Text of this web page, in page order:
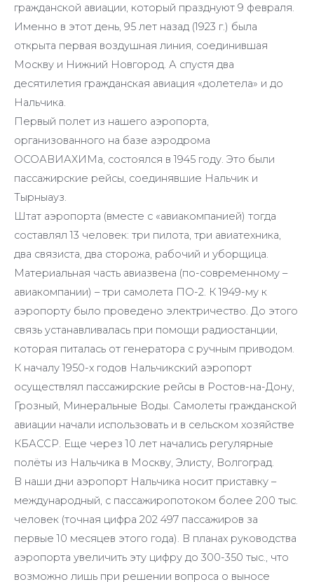
гражданской авиации, который празднуют 9 февраля.
Именно в этот день, 95 лет назад (1923 г.) была
открыта первая воздушная линия, соединившая
Москву и Нижний Новгород. А спустя два
десятилетия гражданская авиация «долетела» и до
Нальчика.
Первый полет из нашего аэропорта,
организованного на базе аэродрома
ОСОАВИАХИМа, состоялся в 1945 году. Это были
пассажирские рейсы, соединявшие Нальчик и
Тырныауз.
Штат аэропорта (вместе с «авиакомпанией) тогда
составлял 13 человек: три пилота, три авиатехника,
два связиста, два сторожа, рабочий и уборщица.
Материальная часть авиазвена (по-современному –
авиакомпании) – три самолета ПО-2. К 1949-му к
аэропорту было проведено электричество. До этого
связь устанавливалась при помощи радиостанции,
которая питалась от генератора с ручным приводом.
К началу 1950-х годов Нальчикский аэропорт
осуществлял пассажирские рейсы в Ростов-на-Дону,
Грозный, Минеральные Воды. Самолеты гражданской
авиации начали использовать и в сельском хозяйстве
КБАССР. Еще через 10 лет начались регулярные
полёты из Нальчика в Москву, Элисту, Волгоград.
В наши дни аэропорт Нальчика носит приставку –
международный, с пассажиропотоком более 200 тыс.
человек (точная цифра 202 497 пассажиров за
первые 10 месяцев этого года). В планах руководства
аэропорта увеличить эту цифру до 300-350 тыс., что
возможно лишь при решении вопроса о выносе